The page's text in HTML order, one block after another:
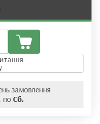
замовлення
по Сб.